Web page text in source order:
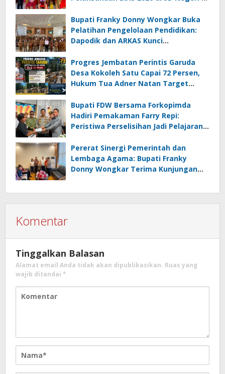
Bupati Franky Donny Wongkar Buka
Pelatihan Pengelolaan Pendidikan:
Dapodik dan ARKAS Kunci
Minahasa Selatan
Progres Jembatan Perintis Garuda
Desa Kokoleh Satu Capai 72 Persen,
Hukum Tua Adner Natan Target
Bupati FDW Bersama Forkopimda
Hadiri Pemakaman Farry Repi:
Peristiwa Perselisihan Jadi Pelajaran,
Diutamakan
Pererat Sinergi Pemerintah dan
Lembaga Agama: Bupati Franky
Donny Wongkar Terima Kunjungan
Komentar
Tinggalkan Balasan
Alamat email Anda tidak akan dipublikasikan. Ruas yang
wajib ditandai *